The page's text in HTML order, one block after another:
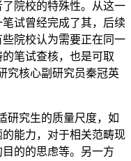
院校的特殊性。从这一
试曾经完成了其，后续
院校认为需要正在同一
笔试查核，也是可取
究核心副研究员秦冠英
究生的质量尺度，如
能力，对于相关范畴现
的的思虑等。另一方